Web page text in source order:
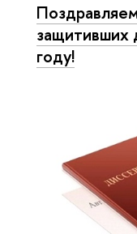
защитивших
году!